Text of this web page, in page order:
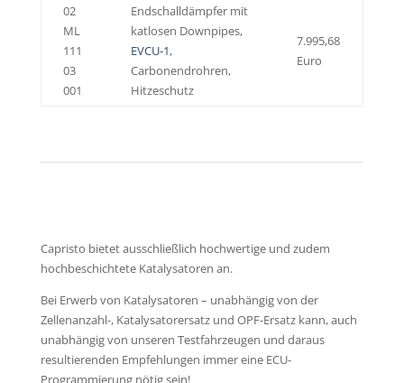
02
ML
111
03
001
Endschalldämpfer mit
katlosen Downpipes,
EVCU-1,
Carbonendrohren,
Hitzeschutz
7.995,68
Euro
Capristo bietet ausschließlich hochwertige und zudem
hochbeschichtete Katalysatoren an.
Bei Erwerb von Katalysatoren – unabhängig von der
Zellenanzahl-, Katalysatorersatz und OPF-Ersatz kann, auch
unabhängig von unseren Testfahrzeugen und daraus
resultierenden Empfehlungen immer eine ECU-
Programmierung nötig sein!